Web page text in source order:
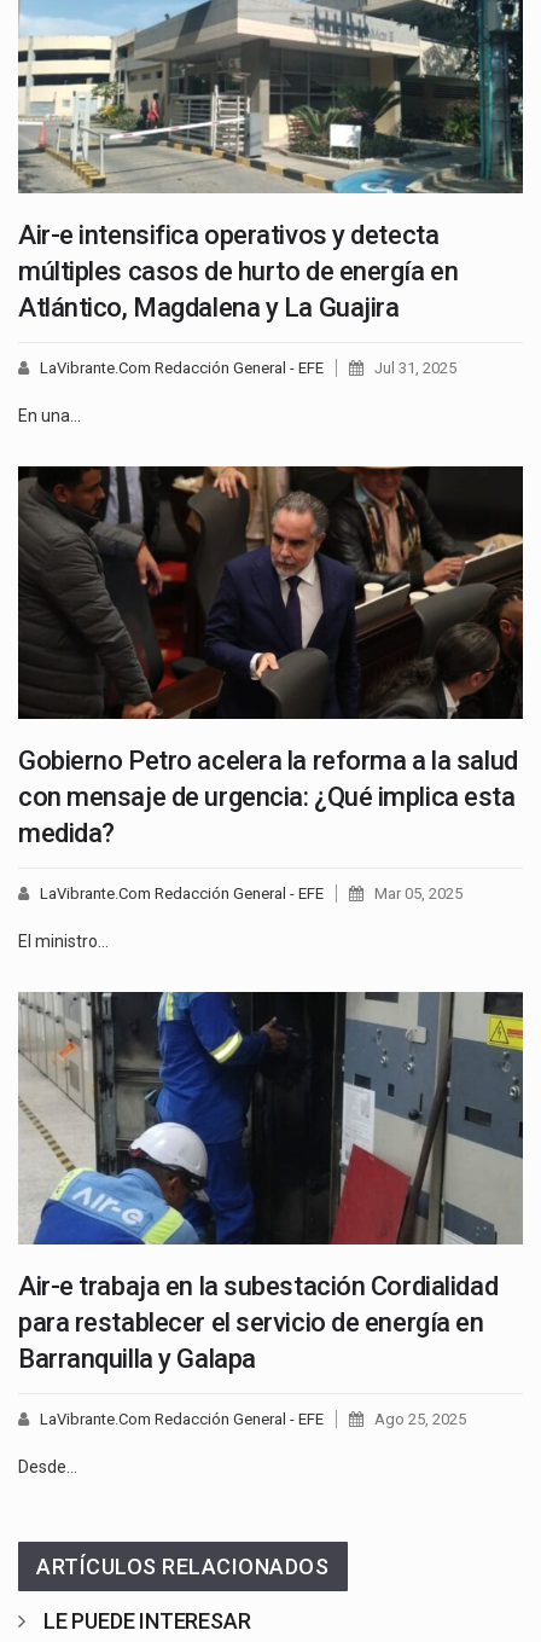
Air-e intensifica operativos y detecta
múltiples casos de hurto de energía en
Atlántico, Magdalena y La Guajira
LaVibrante.Com Redacción General - EFE Jul 31, 2025
En una…
Gobierno Petro acelera la reforma a la salud
con mensaje de urgencia: ¿Qué implica esta
medida?
LaVibrante.Com Redacción General - EFE Mar 05, 2025
El ministro…
Air-e trabaja en la subestación Cordialidad
para restablecer el servicio de energía en
Barranquilla y Galapa
LaVibrante.Com Redacción General - EFE Ago 25, 2025
Desde…
ARTÍCULOS RELACIONADOS
LE PUEDE INTERESAR